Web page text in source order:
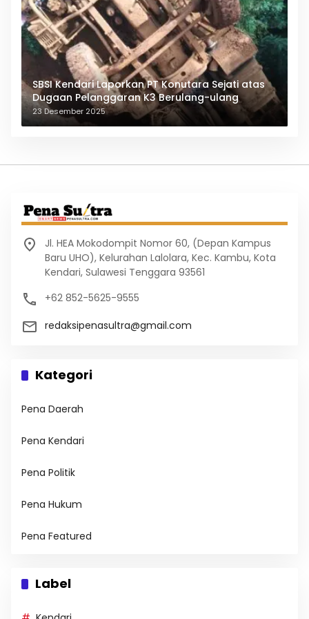
SBSI Kendari Laporkan PT Konutara Sejati atas
Dugaan Pelanggaran K3 Berulang-ulang
23 Desember 2025
Jl. HEA Mokodompit Nomor 60, (Depan Kampus
Baru UHO), Kelurahan Lalolara, Kec. Kambu, Kota
Kendari, Sulawesi Tenggara 93561
+62 852-5625-9555
redaksipenasultra@gmail.com
Kategori
Pena Daerah
Pena Kendari
Pena Politik
Pena Hukum
Pena Featured
Label